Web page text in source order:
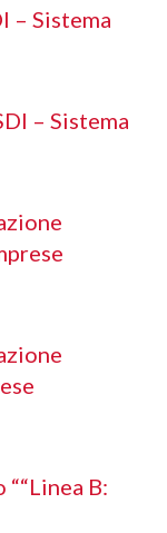
– Sistema
– Sistema
B: